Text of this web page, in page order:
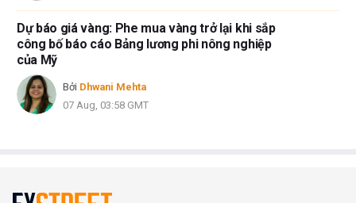
Dự báo giá vàng: Phe mua vàng trở lại khi sắp
công bố báo cáo Bảng lương phi nông nghiệp
của Mỹ
Bởi Dhwani Mehta
07 Aug, 03:58 GMT